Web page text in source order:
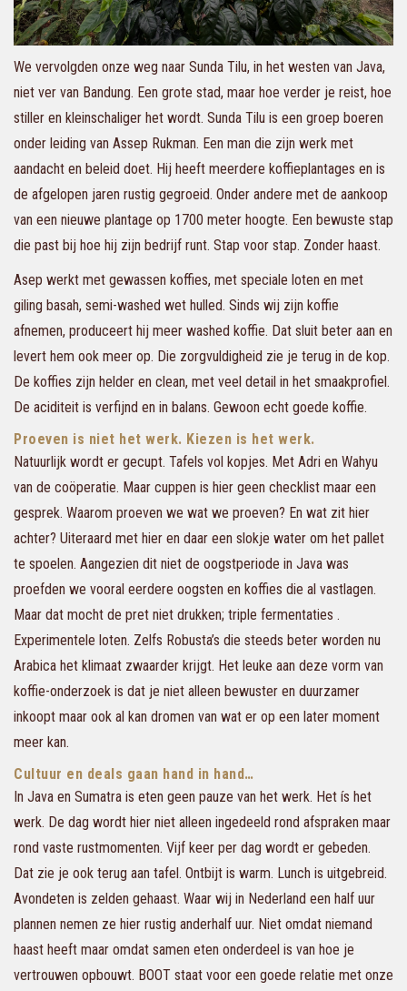
We vervolgden onze weg naar Sunda Tilu, in het westen van Java,
niet ver van Bandung. Een grote stad, maar hoe verder je reist, hoe
stiller en kleinschaliger het wordt. Sunda Tilu is een groep boeren
onder leiding van Assep Rukman. Een man die zijn werk met
aandacht en beleid doet. Hij heeft meerdere koffieplantages en is
de afgelopen jaren rustig gegroeid. Onder andere met de aankoop
van een nieuwe plantage op 1700 meter hoogte. Een bewuste stap
die past bij hoe hij zijn bedrijf runt. Stap voor stap. Zonder haast.
Asep werkt met gewassen koffies, met speciale loten en met
giling basah, semi-washed wet hulled. Sinds wij zijn koffie
afnemen, produceert hij meer washed koffie. Dat sluit beter aan en
levert hem ook meer op. Die zorgvuldigheid zie je terug in de kop.
De koffies zijn helder en clean, met veel detail in het smaakprofiel.
De aciditeit is verfijnd en in balans. Gewoon echt goede koffie.
Proeven is niet het werk. Kiezen is het werk.
Natuurlijk wordt er gecupt. Tafels vol kopjes. Met Adri en Wahyu
van de coöperatie. Maar cuppen is hier geen checklist maar een
gesprek. Waarom proeven we wat we proeven? En wat zit hier
achter? Uiteraard met hier en daar een slokje water om het pallet
te spoelen. Aangezien dit niet de oogstperiode in Java was
proefden we vooral eerdere oogsten en koffies die al vastlagen.
Maar dat mocht de pret niet drukken; triple fermentaties .
Experimentele loten. Zelfs Robusta’s die steeds beter worden nu
Arabica het klimaat zwaarder krijgt. Het leuke aan deze vorm van
koffie-onderzoek is dat je niet alleen bewuster en duurzamer
inkoopt maar ook al kan dromen van wat er op een later moment
meer kan.
Cultuur en deals gaan hand in hand…
In Java en Sumatra is eten geen pauze van het werk. Het ís het
werk. De dag wordt hier niet alleen ingedeeld rond afspraken maar
rond vaste rustmomenten. Vijf keer per dag wordt er gebeden.
Dat zie je ook terug aan tafel. Ontbijt is warm. Lunch is uitgebreid.
Avondeten is zelden gehaast. Waar wij in Nederland een half uur
plannen nemen ze hier rustig anderhalf uur. Niet omdat niemand
haast heeft maar omdat samen eten onderdeel is van hoe je
vertrouwen opbouwt. BOOT staat voor een goede relatie met onze